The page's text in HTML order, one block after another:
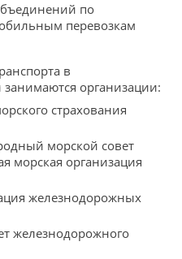
по
перевозкам
в
организации:
страхования
морской совет
морская организация
железнодорожных
железнодорожного